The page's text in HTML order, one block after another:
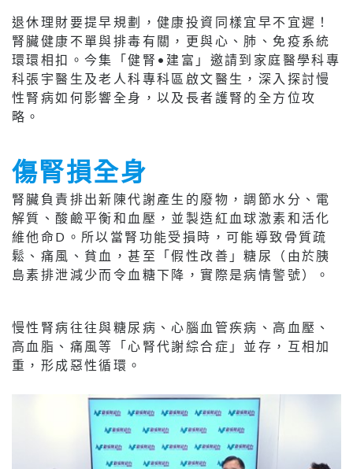
退休理財要提早規劃，健康投資同樣宜早不宜遲！
腎臟健康不單與排毒有關，更與心、肺、免疫系統
環環相扣。今集「健腎•建富」邀請到家庭醫學科專
科張宇醫生及老人科專科區啟文醫生，深入探討慢
性腎病如何影響全身，以及長者護腎的全方位攻
略。
傷腎損全身
腎臟負責排出新陳代謝產生的廢物，調節水分、電
解質、酸鹼平衡和血壓，並製造紅血球激素和活化
維他命D。所以當腎功能受損時，可能導致骨質疏
鬆、痛風、貧血，甚至「假性改善」糖尿（由於胰
島素排泄減少而令血糖下降，實際是病情警號）。
慢性腎病往往與糖尿病、心腦血管疾病、高血壓、
高血脂、痛風等「心腎代謝綜合症」並存，互相加
重，形成惡性循環。